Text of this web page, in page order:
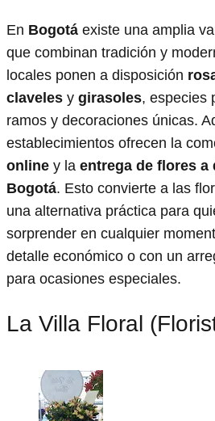
En Bogotá existe una amplia
que combinan tradición y
locales ponen a disposición
claveles y girasoles, especies
ramos y decoraciones únicas.
establecimientos ofrecen la
online y la entrega de flores a
Bogotá. Esto convierte a las
una alternativa práctica para
sorprender en cualquier
detalle económico o con un
para ocasiones especiales.
La Villa Floral